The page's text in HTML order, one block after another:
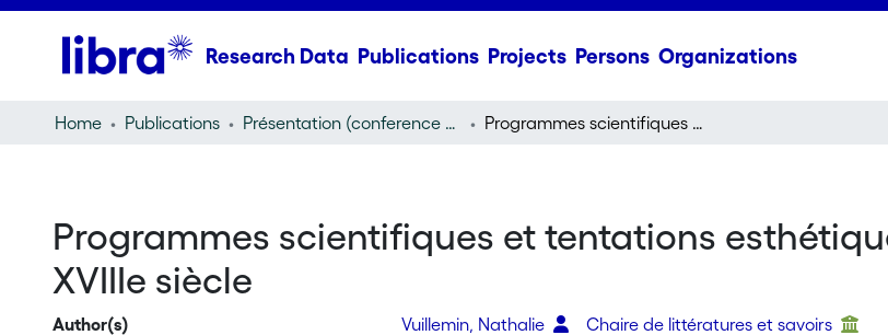
Research Data Publications Projects Persons Organizations
Home Publications Présentation (conference presentation) Programmes scientifiques et tentations esthétiques dans l'histoire naturelle du XVIIIe siècle
Programmes scientifiques et tentations
XVIIIe siècle
Author(s) Vuillemin, Nathalie
Chaire de littératures et savoirs